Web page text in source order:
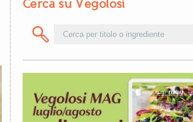
Cerca su Vegolosi